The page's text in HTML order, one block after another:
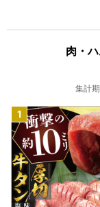
肉・
集計